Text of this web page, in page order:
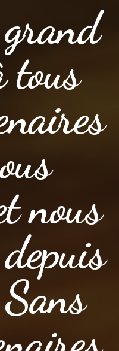
tous
nous